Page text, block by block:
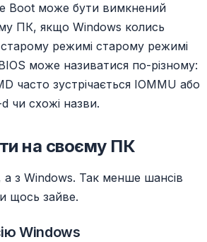
Boot може бути вимкнений
ПК, якщо Windows колись
режимі старому режимі
може називатися по-різному:
часто зустрічається IOMMU або
чи схожі назви.
на своєму ПК
а з Windows. Так менше шансів
щось зайве.
Windows